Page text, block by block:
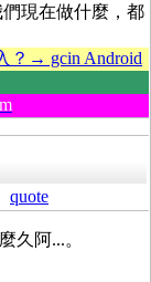
現在做什麼，都
？→ gcin Android
quote
久阿...。